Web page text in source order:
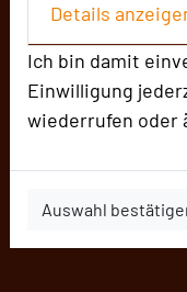
Details
Ich bin damit
Einwilligung
wiederrufen oder
Auswahl